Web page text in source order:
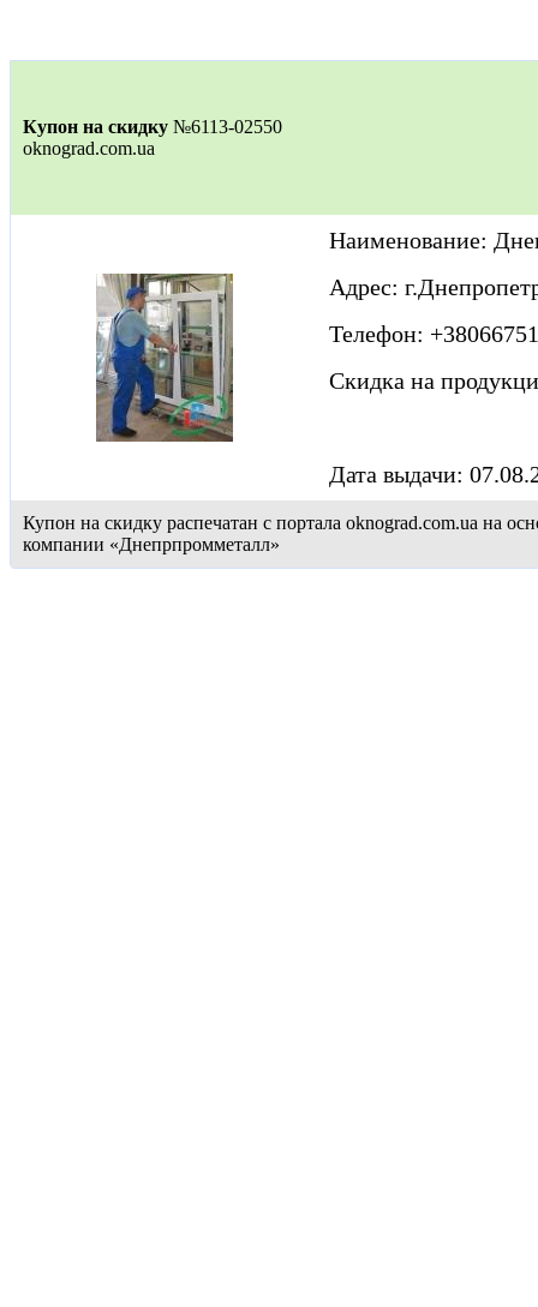
Купон на скидку №6113-02550
oknograd.com.ua
Наименование:
Адрес:
Телефон:
Скидка на
Дата выдачи:
Купон на скидку распечатан с портала oknograd.com.ua на
компании «Днепрпромметалл»